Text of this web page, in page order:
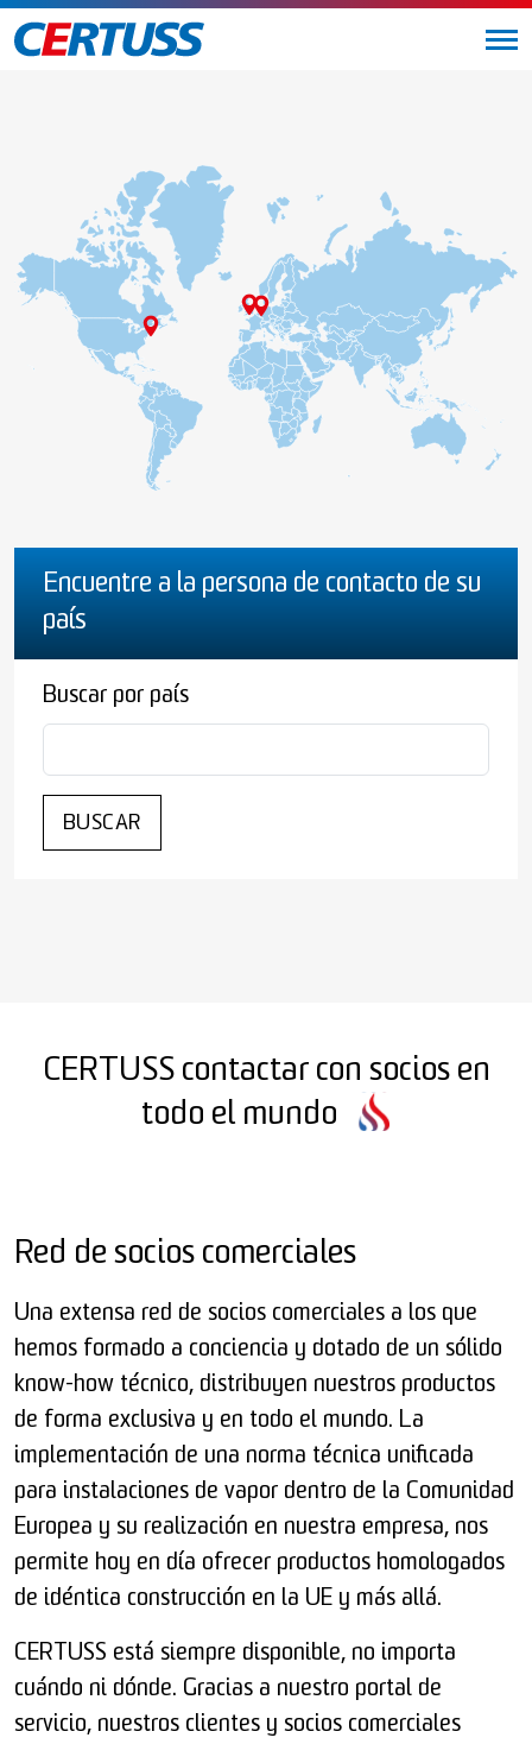
Encuentre a la persona de contacto de su
país
Buscar por país
BUSCAR
CERTUSS contactar con socios en
todo el mundo
Red de socios comerciales
Una extensa red de socios comerciales a los que
hemos formado a conciencia y dotado de un sólido
know-how técnico, distribuyen nuestros productos
de forma exclusiva y en todo el mundo. La
implementación de una norma técnica unificada
para instalaciones de vapor dentro de la Comunidad
Europea y su realización en nuestra empresa, nos
permite hoy en día ofrecer productos homologados
de idéntica construcción en la UE y más allá.
CERTUSS está siempre disponible, no importa
cuándo ni dónde. Gracias a nuestro portal de
servicio, nuestros clientes y socios comerciales